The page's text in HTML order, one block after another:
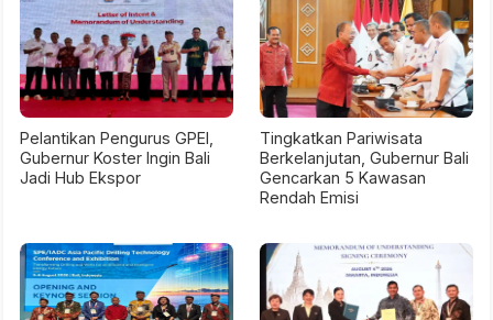
Pelantikan Pengurus GPEI,
Gubernur Koster Ingin Bali
Jadi Hub Ekspor
Tingkatkan Pariwisata
Berkelanjutan, Gubernur Bali
Gencarkan 5 Kawasan
Rendah Emisi